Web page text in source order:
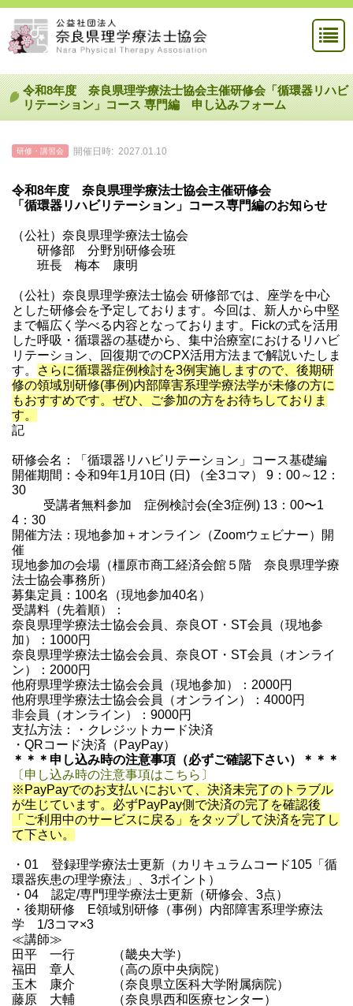
令和8年度 奈良県理学療法士協会主催研修会「循環器リハビ
リテーション」コース 専門編 申し込みフォーム
研修・講習会 開催日時: 2027.01.10
令和8年度 奈良県理学療法士協会主催研修会
「循環器リハビリテーション」コース専門編のお知らせ
（公社）奈良県理学療法士協会
研修部 分野別研修会班
班長 梅本 康明
（公社）奈良県理学療法士協会 研修部では、座学を中心
とした研修会を予定しております。今回は、新人から中堅
まで幅広く学べる内容となっております。Fickの式を活用
した呼吸・循環器の基礎から、集中治療室におけるリハビ
リテーション、回復期でのCPX活用方法まで解説いたしま
す。
さらに循環器症例検討を3例実施しますので、後期研
修の領域別研修(事例)内部障害系理学療法学が未修の方に
もおすすめです。ぜひ、ご参加の方をお待ちしておりま
す。
記
研修会名：「循環器リハビリテーション」コース基礎編
開催期間：令和9年1月10日 (日) （全3コマ） 9：00～12：
30
受講者無料参加 症例検討会(全3症例) 13：00〜1
4：30
開催方法：現地参加＋オンライン（Zoomウェビナー）開
催
現地参加の会場（橿原市商工経済会館５階 奈良県理学療
法士協会事務所）
募集定員：100名（現地参加40名）
受講料（先着順）：
奈良県理学療法士協会会員、奈良OT・ST会員（現地参
加）：1000円
奈良県理学療法士協会会員、奈良OT・ST会員（オンライ
ン）：2000円
他府県理学療法士協会会員（現地参加）：2000円
他府県理学療法士協会会員（オンライン）：4000円
非会員（オンライン）：9000円
支払方法：・クレジットカード決済
・QRコード決済（PayPay）
＊＊＊申し込み時の注意事項（必ずご確認下さい）＊＊＊
〔申し込み時の注意事項はこちら〕
※ PayPayでのお支払いにおいて、決済未完了のトラブル
が生じています。必ずPayPay側で決済の完了を確認後
「ご利用中のサービスに戻る」をタップして決済を完了し
て下さい。
・01 登録理学療法士更新（カリキュラムコード105「循
環器疾患の理学療法」、3ポイント）
・04 認定/専門理学療法士更新（研修会、3点）
・後期研修 E領域別研修（事例）内部障害系理学療法
学 1/3コマ×3
≪講師≫
田平 一行 （畿央大学）
福田 章人 （高の原中央病院）
玉木 康介 （奈良県立医科大学附属病院）
藤原 大輔 （奈良県西和医療センター）